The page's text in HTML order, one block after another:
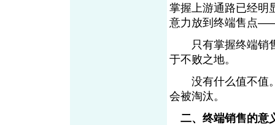
掌握上游通路已经明
意力放到终端售点
只有掌握终端销售
于不败之地。
没有什么值不值。
会被淘汰。
二、终端销售的意